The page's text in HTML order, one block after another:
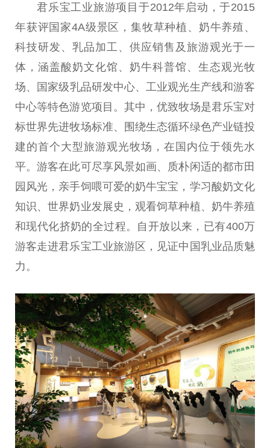
君乐宝工业旅游项目于2012年启动，于2015
年获评国家4A级景区，集牧草种植、奶牛养殖、
科技研发、乳品加工、供应销售及旅游观光于一
体，涵盖酸奶文化馆、奶牛科普馆、生态观光牧
场、 国家级乳品研发中心、工业观光生产线和游客
中心等特色游览项目。其中，优致牧场是君乐宝对
标世界先进牧场标准、围绕生态循环绿色产业链投
建的首个大型旅游观光牧场 ，在国内位于领先水
平。游客在此可尽享风景如画、质朴闲适的都市田
园风光，亲手饲喂可爱的奶牛宝宝，学习酸奶文化
知识、世界奶业发展史，观看饲草种植、奶牛养殖
和现代化挤奶的全过程。自开放以来，已有400万
游客走进君乐宝工业旅游区，见证中国乳业品质魅
力。